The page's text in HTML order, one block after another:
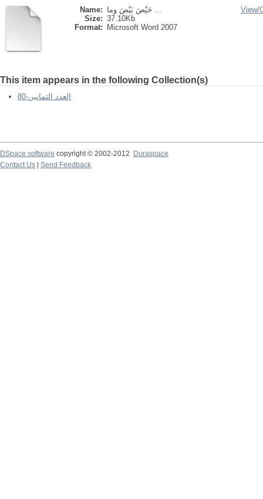
Name:
حَيْصَ بَيْصَ وما ...
Size: 37.10Kb
Format:
Microsoft Word 2007
View/
This item appears in the following Collection(s)
العدد الثمانين-80
DSpace software copyright © 2002-2012
Duraspace
Contact Us
Send Feedback